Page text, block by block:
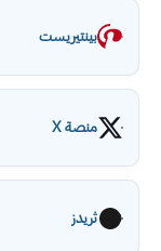
بينتيريست
منصة X
ثريدز